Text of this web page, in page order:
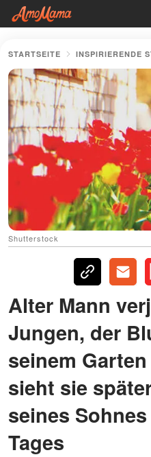
STARTSEITE INSPIRIERENDE
Shutterstock
Alter Mann
Jungen, der
seinem
sieht sie
seines
Tages